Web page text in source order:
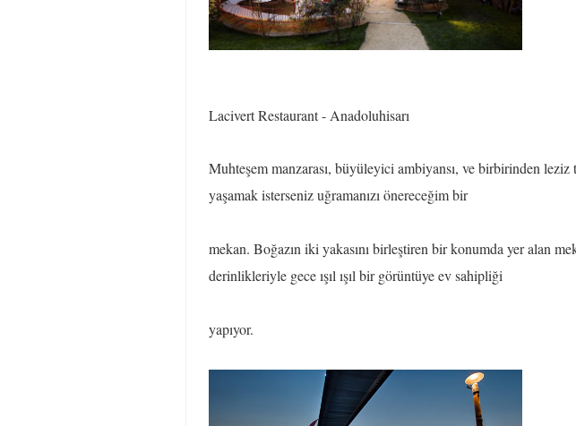
Lacivert Restaurant - Anadoluhisarı
Muhteşem manzarası, büyüleyici ambiyansı, ve birbirinden
yaşamak isterseniz uğramanızı önereceğim bir
mekan. Boğazın iki yakasını birleştiren bir konumda yer alan
derinlikleriyle gece ışıl ışıl bir görüntüye ev sahipliği
yapıyor.